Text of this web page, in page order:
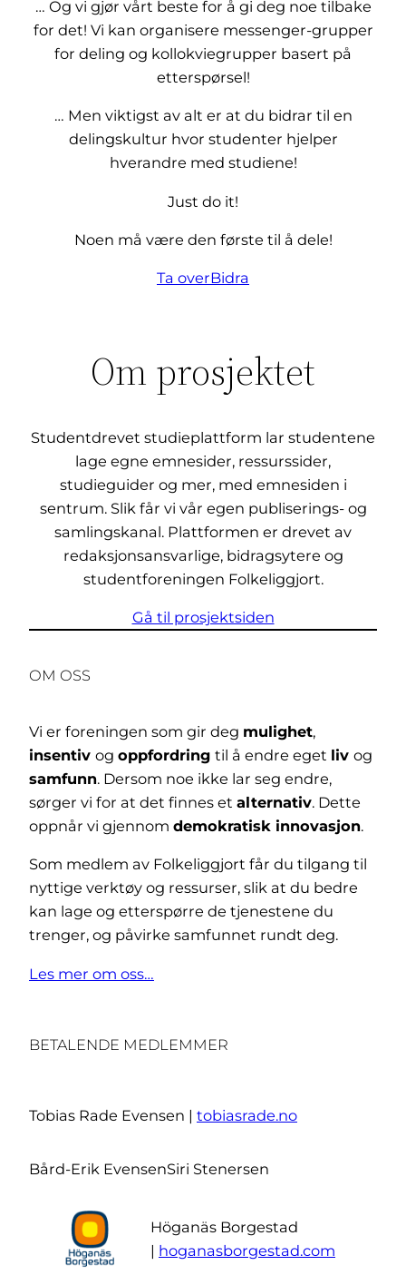
… Og vi gjør vårt beste for å gi deg noe tilbake
for det! Vi kan organisere messenger-grupper
for deling og kollokviegrupper basert på
etterspørsel!
… Men viktigst av alt er at du bidrar til en
delingskultur hvor studenter hjelper
hverandre med studiene!
Just do it!
Noen må være den første til å dele!
Ta overBidra
Om prosjektet
Studentdrevet studieplattform lar studentene
lage egne emnesider, ressurssider,
studieguider og mer, med emnesiden i
sentrum. Slik får vi vår egen publiserings- og
samlingskanal. Plattformen er drevet av
redaksjonsansvarlige, bidragsytere og
studentforeningen Folkeliggjort.
Gå til prosjektsiden
OM OSS
Vi er foreningen som gir deg mulighet,
insentiv og oppfordring til å endre eget liv og
samfunn. Dersom noe ikke lar seg endre,
sørger vi for at det finnes et alternativ. Dette
oppnår vi gjennom demokratisk innovasjon.
Som medlem av Folkeliggjort får du tilgang til
nyttige verktøy og ressurser, slik at du bedre
kan lage og etterspørre de tjenestene du
trenger, og påvirke samfunnet rundt deg.
Les mer om oss…
BETALENDE MEDLEMMER
Tobias Rade Evensen | tobiasrade.no
Bård-Erik EvensenSiri Stenersen
Höganäs Borgestad
| hoganasborgestad.com